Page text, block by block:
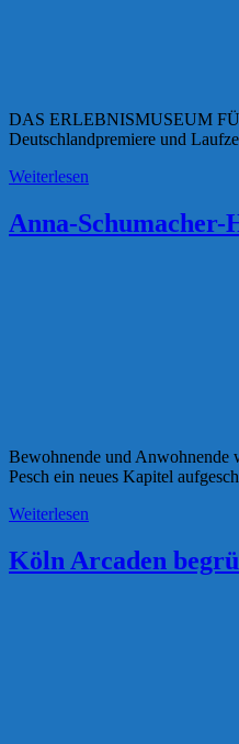
DAS ERLEBNISMUSEUM
Deutschlandpremiere und
Weiterlesen
Anna-Schumacher-
Bewohnende und Anwohnende
Pesch ein neues Kapitel
Weiterlesen
Köln Arcaden